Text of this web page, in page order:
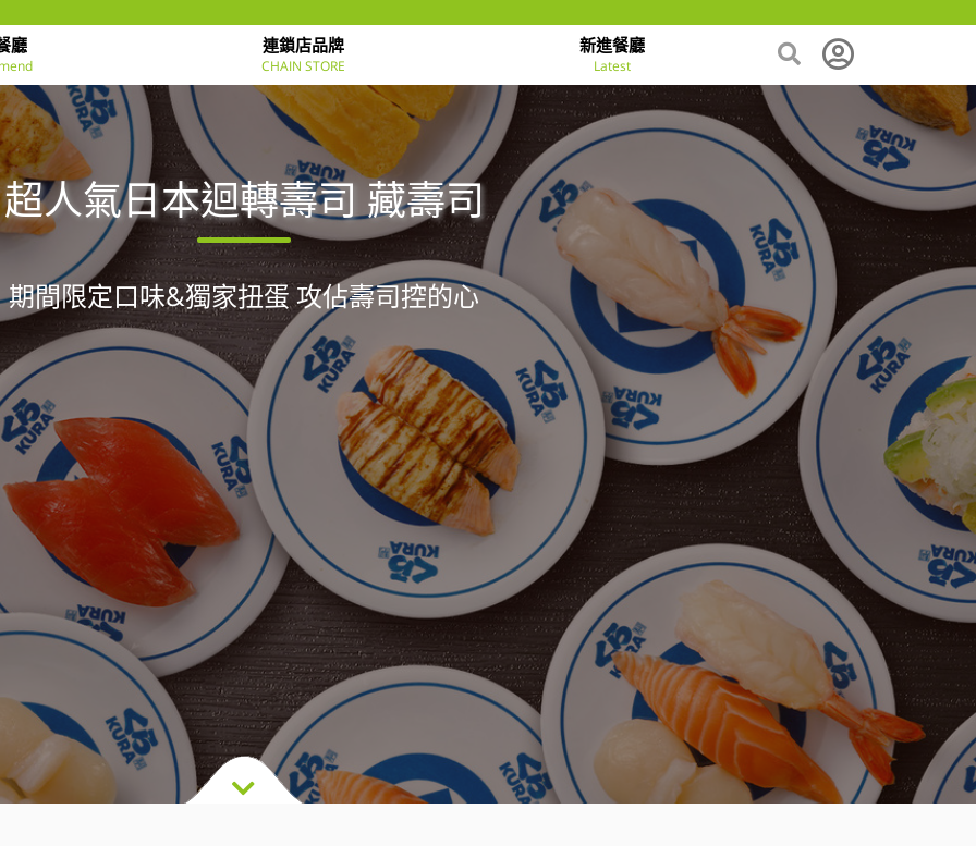
廳 連鎖店品牌
CHAIN STORE
新進餐廳
Latest
超人氣日本迴轉壽司 藏壽司
期間限定口味&獨家扭蛋 攻佔壽司控的心